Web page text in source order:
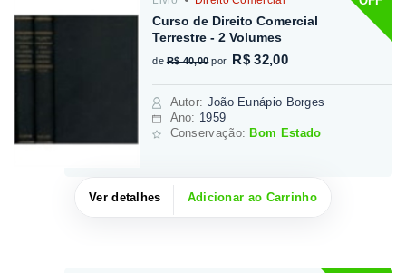
Curso de Direito Comercial
Terrestre - 2 Volumes
de R$ 40,00 por R$ 32,00
Autor: João Eunápio Borges
Ano: 1959
Conservação: Bom Estado
Ver detalhes Adicionar ao Carrinho